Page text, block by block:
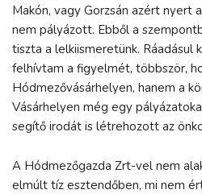
Makón, vagy Gorzsán azért nyert
nem pályázott. Ebből a
tiszta a lelkiismeretünk. Ráadásul
felhívtam a figyelmét, többször,
Hódmezővásárhelyen, hanem a
Vásárhelyen még egy
segítő irodát is létrehozott az
A Hódmezőgazda Zrt-vel nem
elmúlt tíz esztendőben, mi nem